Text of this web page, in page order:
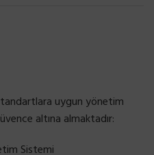
uygun yönetim
altına almaktadır:
Sistemi